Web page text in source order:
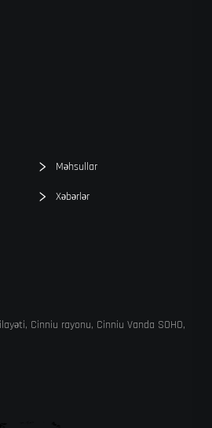
Məhsullar
Xəbərlər
Cinniu rayonu, Cinniu Vanda SOHO,